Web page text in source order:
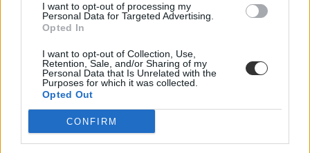
I want to opt-out of processing my
Personal Data for Targeted Advertising.
Opted In
I want to opt-out of Collection, Use,
Retention, Sale, and/or Sharing of my
Personal Data that Is Unrelated with the
Purposes for which it was collected.
Opted Out
CONFIRM